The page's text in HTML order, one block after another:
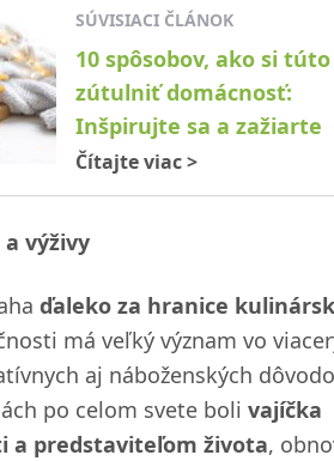
SÚVISIACI ČLÁNOK
10 spôsobov, ako si
zútulniť domácnosť:
Inšpirujte sa a zažiarte
Čítajte viac>
výživy
ďaleko za hranice
má veľký význam vo
aj náboženských
po celom svete boli vajíčka
a predstaviteľom života,